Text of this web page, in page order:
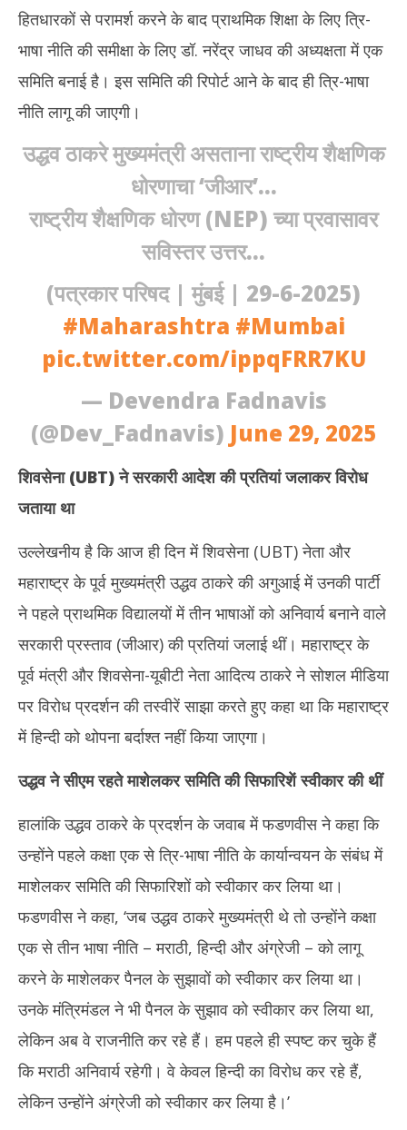
हितधारकों से परामर्श करने के बाद प्राथमिक शिक्षा के लिए त्रि-
भाषा नीति की समीक्षा के लिए डॉ. नरेंद्र जाधव की अध्यक्षता में एक
समिति बनाई है। इस समिति की रिपोर्ट आने के बाद ही त्रि-भाषा
नीति लागू की जाएगी।
उद्धव ठाकरे मुख्यमंत्री असताना राष्ट्रीय शैक्षणिक
धोरणाचा ‘जीआर’…
राष्ट्रीय शैक्षणिक धोरण (NEP) च्या प्रवासावर
सविस्तर उत्तर…
(पत्रकार परिषद | मुंबई | 29-6-2025)
#Maharashtra #Mumbai
pic.twitter.com/ippqFRR7KU
— Devendra Fadnavis
(@Dev_Fadnavis) June 29, 2025
शिवसेना (UBT) ने सरकारी आदेश की प्रतियां जलाकर विरोध
जताया था
उल्लेखनीय है कि आज ही दिन में शिवसेना (UBT) नेता और
महाराष्ट्र के पूर्व मुख्यमंत्री उद्धव ठाकरे की अगुआई में उनकी पार्टी
ने पहले प्राथमिक विद्यालयों में तीन भाषाओं को अनिवार्य बनाने वाले
सरकारी प्रस्ताव (जीआर) की प्रतियां जलाई थीं। महाराष्ट्र के
पूर्व मंत्री और शिवसेना-यूबीटी नेता आदित्य ठाकरे ने सोशल मीडिया
पर विरोध प्रदर्शन की तस्वीरें साझा करते हुए कहा था कि महाराष्ट्र
में हिन्दी को थोपना बर्दाश्त नहीं किया जाएगा।
उद्धव ने सीएम रहते माशेलकर समिति की सिफारिशें स्वीकार की थीं
हालांकि उद्धव ठाकरे के प्रदर्शन के जवाब में फडणवीस ने कहा कि
उन्होंने पहले कक्षा एक से त्रि-भाषा नीति के कार्यान्वयन के संबंध में
माशेलकर समिति की सिफारिशों को स्वीकार कर लिया था।
फडणवीस ने कहा, ‘जब उद्धव ठाकरे मुख्यमंत्री थे तो उन्होंने कक्षा
एक से तीन भाषा नीति – मराठी, हिन्दी और अंग्रेजी – को लागू
करने के माशेलकर पैनल के सुझावों को स्वीकार कर लिया था।
उनके मंत्रिमंडल ने भी पैनल के सुझाव को स्वीकार कर लिया था,
लेकिन अब वे राजनीति कर रहे हैं। हम पहले ही स्पष्ट कर चुके हैं
कि मराठी अनिवार्य रहेगी। वे केवल हिन्दी का विरोध कर रहे हैं,
लेकिन उन्होंने अंग्रेजी को स्वीकार कर लिया है।’